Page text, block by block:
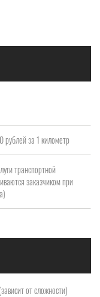
за 1 километр
транспортной
заказчиком при
от сложности)